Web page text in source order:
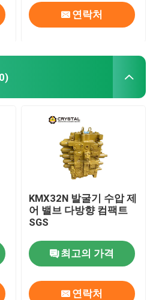
연락처
KMX32N 발굴기 수압 제
어 밸브 다방향 컴팩트
SGS
최고의 가격
연락처